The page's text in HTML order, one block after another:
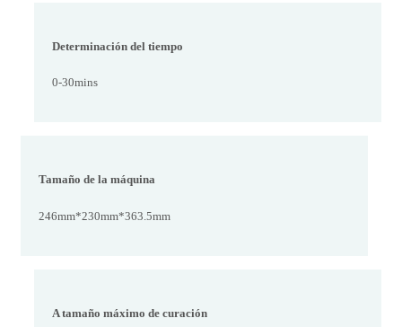
Determinación del tiempo
0-30mins
Tamaño de la máquina
246mm*230mm*363.5mm
A tamaño máximo de curación